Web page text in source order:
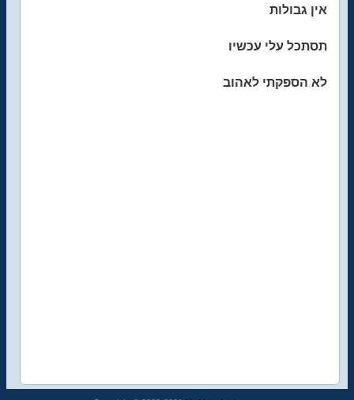
אין גבולות
תסתכל עלי עכשיו
לא הספקתי לאהוב